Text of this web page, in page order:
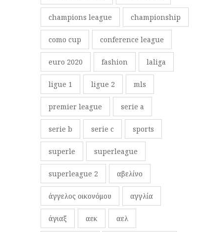
champions league championship
como cup conference league
euro 2020 fashion laliga
ligue 1 ligue 2 mls
premier league serie a
serie b serie c sports
superle superleague
superleague 2 αβελίνο
άγγελος οικονόμου αγγλία
άγιαξ αεκ αελ